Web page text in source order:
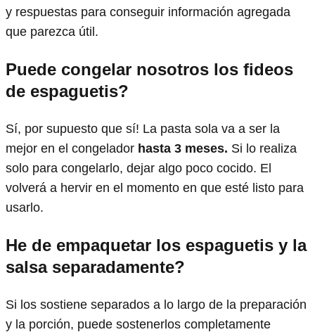
y respuestas para conseguir información agregada
que parezca útil.
Puede congelar nosotros los fideos
de espaguetis?
Sí, por supuesto que sí! La pasta sola va a ser la
mejor en el congelador hasta 3 meses. Si lo realiza
solo para congelarlo, dejar algo poco cocido. El
volverá a hervir en el momento en que esté listo para
usarlo.
He de empaquetar los espaguetis y la
salsa separadamente?
Si los sostiene separados a lo largo de la preparación
y la porción, puede sostenerlos completamente